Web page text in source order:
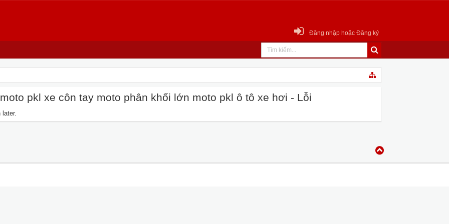
Đăng nhập hoặc Đăng ký
pkl xe côn tay moto phân khối lớn moto pkl ô tô xe hơi - Lỗi
later.